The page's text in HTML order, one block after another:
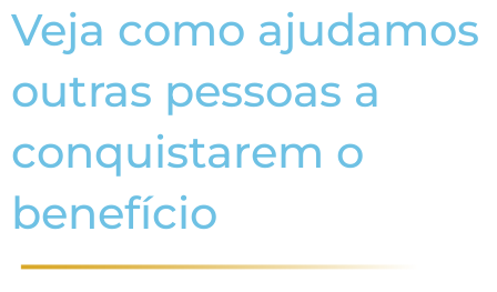
Veja como ajudamos
outras pessoas a
conquistarem o
benefício